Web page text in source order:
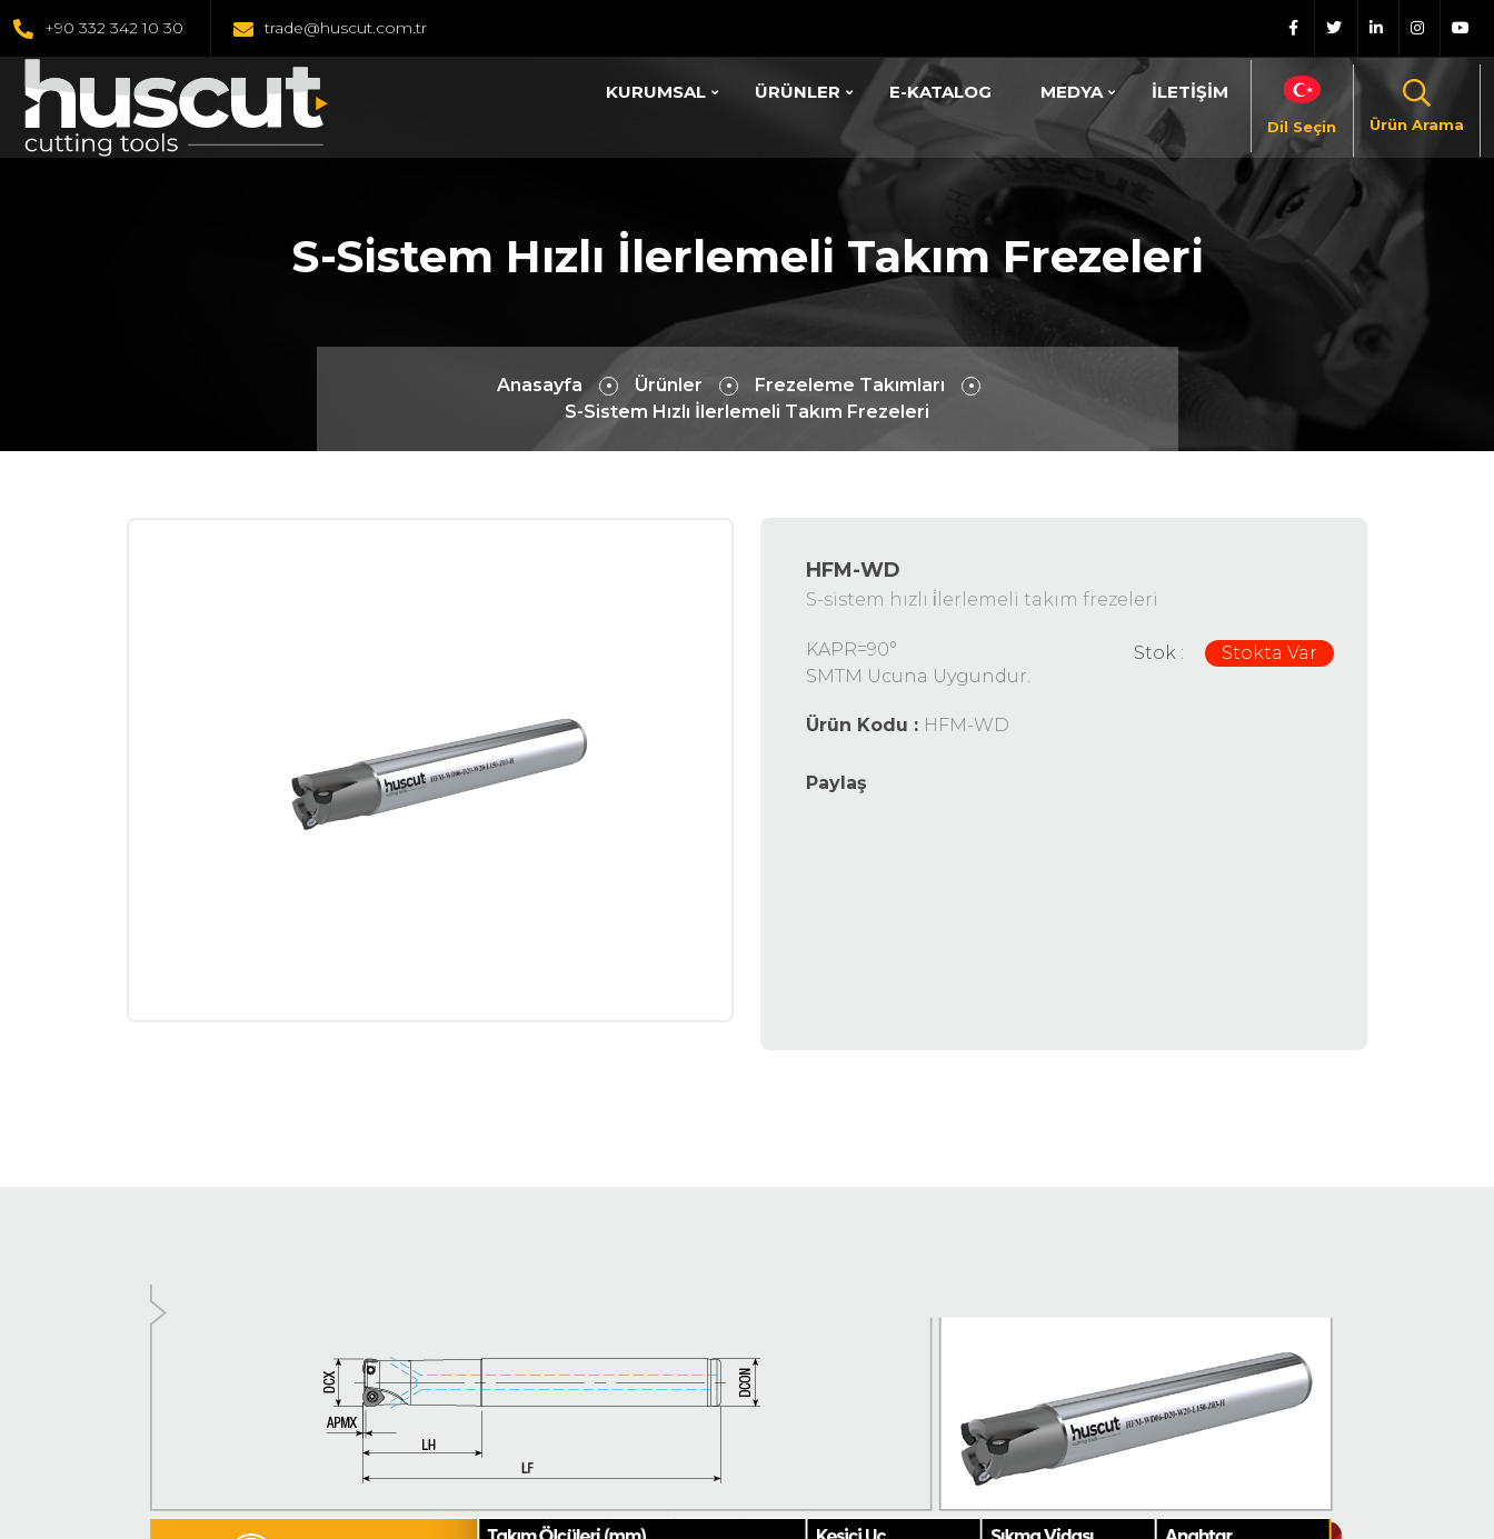
+90 332 342 10 30 trade@huscut.com.tr
KURUMSAL ÜRÜNLER E-KATALOG MEDYA İLETİŞİM
Dil Seçin Ürün Arama
S-Sistem Hızlı İlerlemeli Takım Frezeleri
Anasayfa Ürünler
Frezeleme Takımları
S-Sistem Hızlı İlerlemeli Takım Frezeleri
HFM-WD
S-sistem hızlı i̇lerlemeli takım frezeleri
Stok : Stokta Var
KAPR=90°
SMTM Ucuna Uygundur.
Ürün Kodu : HFM-WD
Paylaş